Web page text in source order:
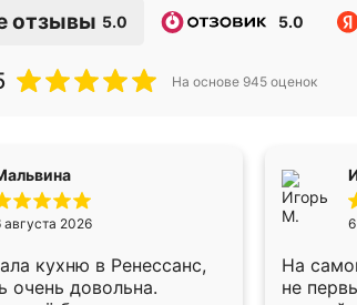
отзывы 5.0 5.0
На основе 945 оценок
августа 2026
кухню в Ренессанс,
очень довольна.
На
не